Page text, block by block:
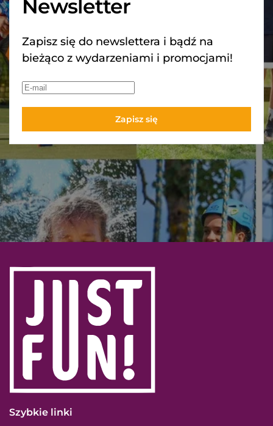
Newsletter
Zapisz się do newslettera i bądź na
bieżąco z wydarzeniami i promocjami!
Zapisz się
Szybkie linki